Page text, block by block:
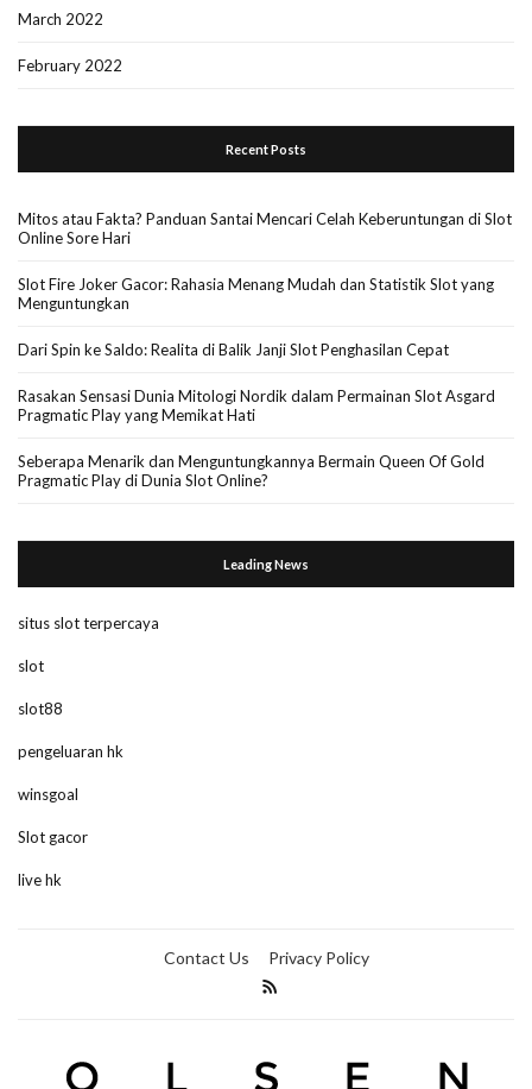
March 2022
February 2022
Recent Posts
Mitos atau Fakta? Panduan Santai Mencari Celah Keberuntungan di Slot
Online Sore Hari
Slot Fire Joker Gacor: Rahasia Menang Mudah dan Statistik Slot yang
Menguntungkan
Dari Spin ke Saldo: Realita di Balik Janji Slot Penghasilan Cepat
Rasakan Sensasi Dunia Mitologi Nordik dalam Permainan Slot Asgard
Pragmatic Play yang Memikat Hati
Seberapa Menarik dan Menguntungkannya Bermain Queen Of Gold
Pragmatic Play di Dunia Slot Online?
Leading News
situs slot terpercaya
slot
slot88
pengeluaran hk
winsgoal
Slot gacor
live hk
Contact Us Privacy Policy